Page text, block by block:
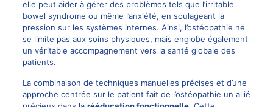
elle peut aider à gérer des problèmes tels que l’irritable
bowel syndrome ou même l’anxiété, en soulageant la
pression sur les systèmes internes. Ainsi, l’ostéopathie ne
se limite pas aux soins physiques, mais englobe également
un véritable accompagnement vers la santé globale des
patients.
La combinaison de techniques manuelles précises et d’une
approche centrée sur le patient fait de l’ostéopathie un allié